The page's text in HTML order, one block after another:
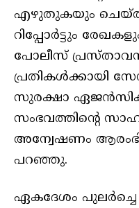
എഴുതുകയും ചെയ്ത
റിപ്പോര്‍ട്ടും
പോലീസ്
പ്രതികള്‍ക്കായി
സുരക്ഷാ
സംഭവത്തിന്റെ
അന്വേഷണം
പറഞ്ഞു.
ഏകദേശം പുലര്‍ച്ചെ